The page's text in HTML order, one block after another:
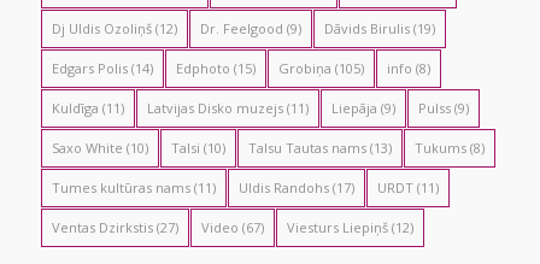
Dj Uldis Ozoliņš(12) Dr. Feelgood (9) Dāvids Birulis(19)
Edgars Polis(14) Edphoto (15) Grobiņa (105) info (8)
Kuldīga (11) Latvijas Disko muzejs(11) Liepāja (9) Pulss(9)
Saxo White (10) Talsi (10) Talsu Tautas nams(13) Tukums(8)
Tumes kultūras nams(11) Uldis Randohs(17) URDT(11)
Ventas Dzirkstis(27) Video (67) Viesturs Liepiņš(12)